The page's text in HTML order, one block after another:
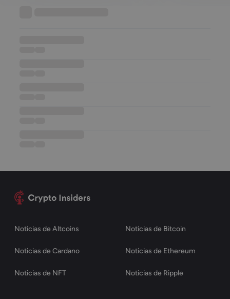
Noticias de Altcoins Noticias de Bitcoin
Noticias de Cardano Noticias de Ethereum
Noticias de NFT Noticias de Ripple